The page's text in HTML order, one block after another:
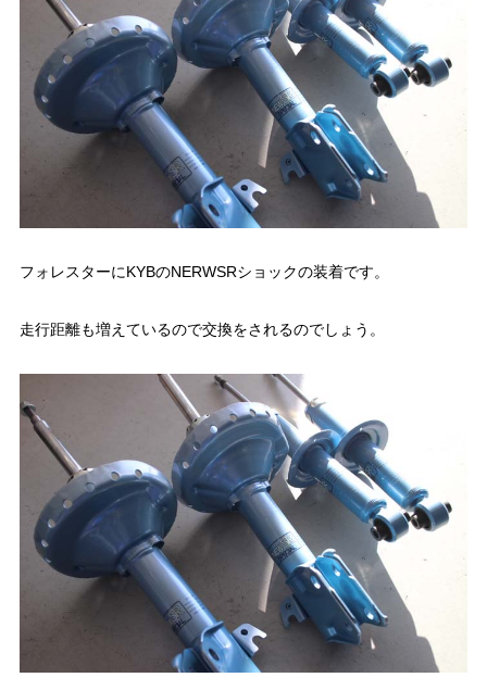
フォレスターにKYBのNERWSRショックの装着です。
走行距離も増えているので交換をされるのでしょう。